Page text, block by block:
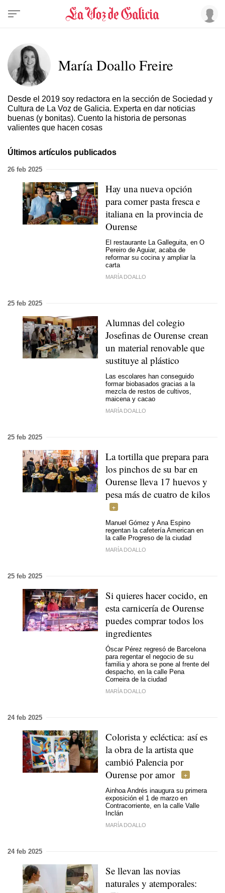
María Doallo Freire
Desde el 2019 soy redactora en la sección de Sociedad y
Cultura de La Voz de Galicia. Experta en dar noticias
buenas (y bonitas). Cuento la historia de personas
valientes que hacen cosas
Últimos artículos publicados
26 feb 2025
Hay una nueva opción
para comer pasta fresca e
italiana en la provincia de
Ourense
El restaurante La Galleguita, en O
Pereiro de Aguiar, acaba de
reformar su cocina y ampliar la
carta
MARÍA DOALLO
25 feb 2025
Alumnas del colegio
Josefinas de Ourense crean
un material renovable que
sustituye al plástico
Las escolares han conseguido
formar biobasados gracias a la
mezcla de restos de cultivos,
maicena y cacao
MARÍA DOALLO
25 feb 2025
La tortilla que prepara para
los pinchos de su bar en
Ourense lleva 17 huevos y
pesa más de cuatro de kilos
Manuel Gómez y Ana Espino
regentan la cafetería American en
la calle Progreso de la ciudad
MARÍA DOALLO
25 feb 2025
Si quieres hacer cocido, en
esta carnicería de Ourense
puedes comprar todos los
ingredientes
Óscar Pérez regresó de Barcelona
para regentar el negocio de su
familia y ahora se pone al frente del
despacho, en la calle Pena
Corneira de la ciudad
MARÍA DOALLO
24 feb 2025
Colorista y ecléctica: así es
la obra de la artista que
cambió Palencia por
Ourense por amor
Ainhoa Andrés inaugura su primera
exposición el 1 de marzo en
Contracorriente, en la calle Valle
Inclán
MARÍA DOALLO
24 feb 2025
Se llevan las novias
naturales y atemporales: